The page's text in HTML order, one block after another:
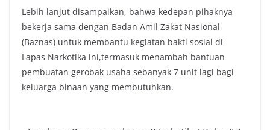
Lebih lanjut disampaikan, bahwa kedepan pihaknya
bekerja sama dengan Badan Amil Zakat Nasional
(Baznas) untuk membantu kegiatan bakti sosial di
Lapas Narkotika ini,termasuk menambah bantuan
pembuatan gerobak usaha sebanyak 7 unit lagi bagi
keluarga binaan yang membutuhkan.